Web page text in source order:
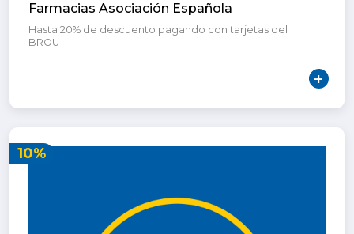
Farmacias Asociación Española
Hasta 20% de descuento pagando con tarjetas del
BROU
10%